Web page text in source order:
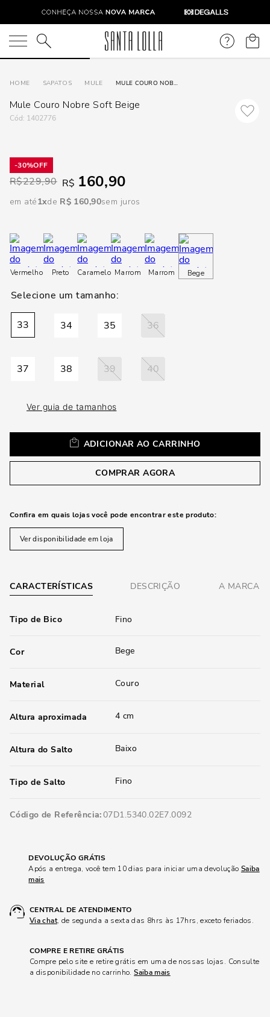
O que você está procurando?
SAPATOS MULE MULE COURO NOBRE SOFT BEIGE
Mule Couro Nobre Soft Beige
: 1402776
30%
R$229,90 R$ 160,90
em até1 R$ 160,90sem juros
Vermelho Preto Caramelo Marrom Marrom Bege
33 34 35 36
37 38 39 40
Ver guia de tamanhos
ADICIONAR AO CARRINHO
COMPRAR AGORA
Confira em quais lojas você pode encontrar este produto:
Ver disponibilidade em loja
CARACTERÍSTICAS DESCRIÇÃO A MARCA
Tipo de Bico Fino
Cor Bege
Material Couro
Altura aproximada 4 cm
Altura do Salto Baixo
Tipo de Salto Fino
Código de Referência 07D1.5340.02E7.0092
DEVOLUÇÃO GRÁTIS
Após a entrega, você tem 10 dias para iniciar uma devolução Saiba
mais
CENTRAL DE ATENDIMENTO
Via chat, de segunda a sexta das 8hrs às 17hrs, exceto feriados.
COMPRE E RETIRE GRÁTIS
Compre pelo site e retire grátis em uma de nossas lojas. Consulte
a disponibilidade no carrinho.Saiba mais